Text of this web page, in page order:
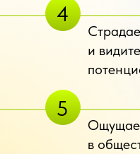
4
и
5
в